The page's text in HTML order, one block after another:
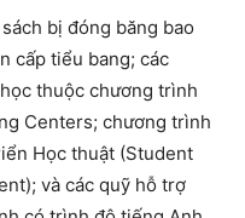
bị đóng băng bao
cấp tiểu bang; các
thuộc chương trình
Centers; chương trình
Học thuật (Student
và các quỹ hỗ trợ